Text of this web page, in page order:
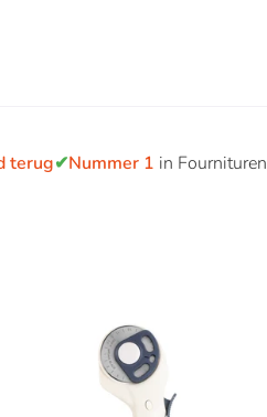
terug✔Nummer 1 in Fournituren